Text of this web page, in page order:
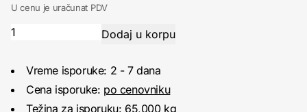
U cenu je uračunat PDV
Vreme isporuke: 2 - 7 dana
Cena isporuke: po cenovniku
Težina za isporuku: 65,000 kg